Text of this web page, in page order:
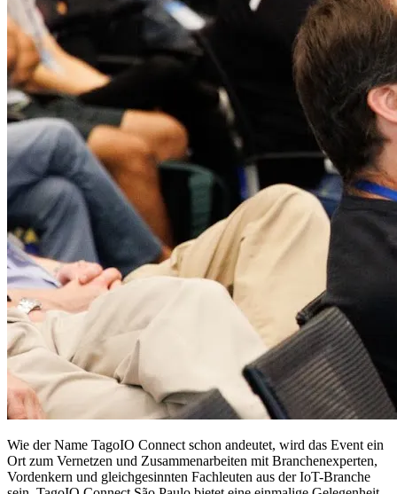
Wie der Name TagoIO Connect schon andeutet, wird das Event ein
Ort zum Vernetzen und Zusammenarbeiten mit Branchenexperten,
Vordenkern und gleichgesinnten Fachleuten aus der IoT-Branche